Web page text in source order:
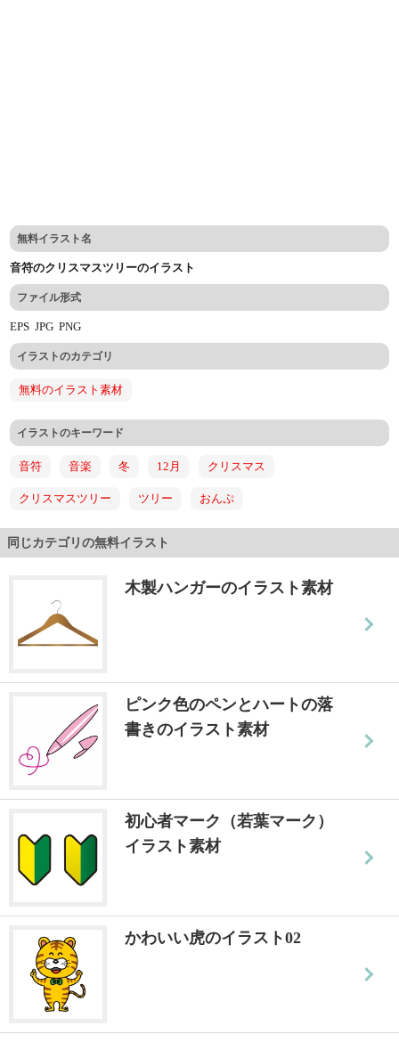
無料イラスト名
音符のクリスマスツリーのイラスト
ファイル形式
EPSJPGPNG
イラストのカテゴリ
無料のイラスト素材
イラストのキーワード
音符 音楽 冬 12月 クリスマス
クリスマスツリー ツリー おんぷ
同じカテゴリの無料イラスト
木製ハンガーのイラスト素材
ピンク色のペンとハートの落
書きのイラスト素材
初心者マーク（若葉マーク）
イラスト素材
かわいい虎のイラスト02